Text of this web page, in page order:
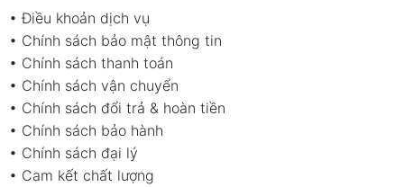
•Điều khoản dịch vụ
• Chính sách bảo mật thông tin
• Chính sách thanh toán
• Chính sách vận chuyển
• Chính sách đổi trả & hoàn tiền
• Chính sách bảo hành
• Chính sách đại lý
• Cam kết chất lượng